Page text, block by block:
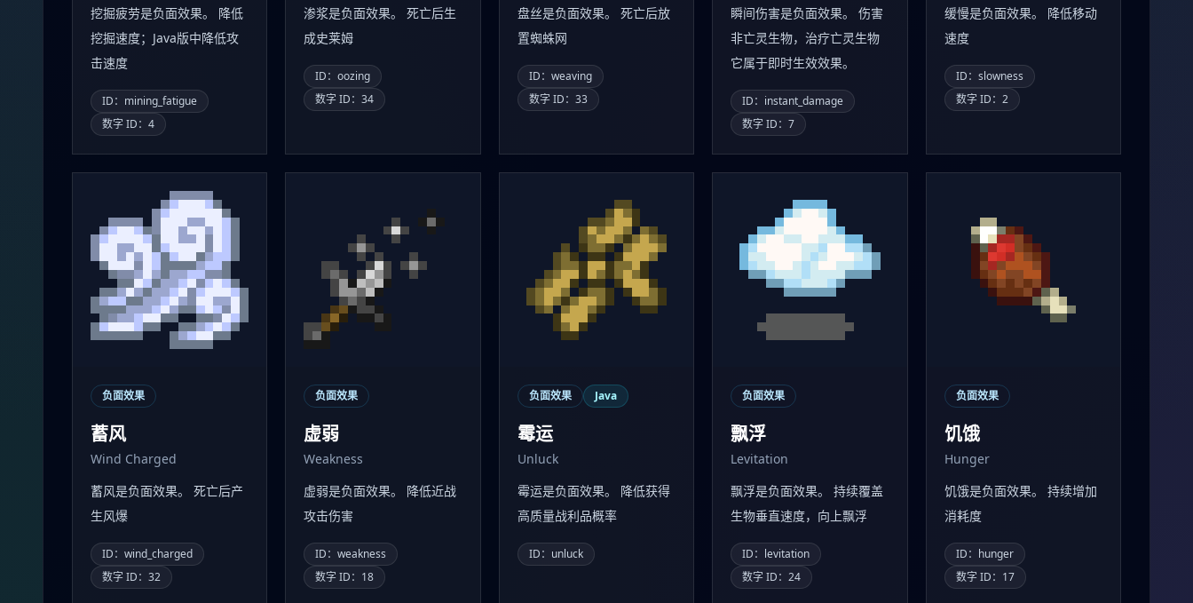
挖掘疲劳是负面效果。 降低
挖掘速度；Java版中降低攻
击速度
ID：mining_fatigue
数字 ID：4
渗浆是负面效果。 死亡后生
成史莱姆
ID：oozing
数字 ID：34
盘丝是负面效果。 死亡后放
置蜘蛛网
ID：weaving
数字 ID：33
瞬间伤害是负面效果。 伤害
非亡灵生物，治疗亡灵生物
它属于即时生效效果。
ID：instant_damage
数字 ID：7
缓慢是负面效果。 降低移动
速度
ID：slowness
数字 ID：2
负面效果
蓄风
Wind Charged
蓄风是负面效果。 死亡后产
生风爆
ID：wind_charged
数字 ID：32
负面效果
虚弱
Weakness
虚弱是负面效果。 降低近战
攻击伤害
ID：weakness
数字 ID：18
负面效果 Java
霉运
Unluck
霉运是负面效果。 降低获得
高质量战利品概率
ID：unluck
负面效果
飘浮
Levitation
飘浮是负面效果。 持续覆盖
生物垂直速度，向上飘浮
ID：levitation
数字 ID：24
负面效果
饥饿
Hunger
饥饿是负面效果。 持续增加
消耗度
ID：hunger
数字 ID：17